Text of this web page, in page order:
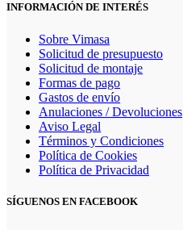
INFORMACIÓN DE INTERÉS
Sobre Vimasa
Solicitud de presupuesto
Solicitud de montaje
Formas de pago
Gastos de envío
Anulaciones / Devoluciones
Aviso Legal
Términos y Condiciones
Política de Cookies
Política de Privacidad
SÍGUENOS EN FACEBOOK